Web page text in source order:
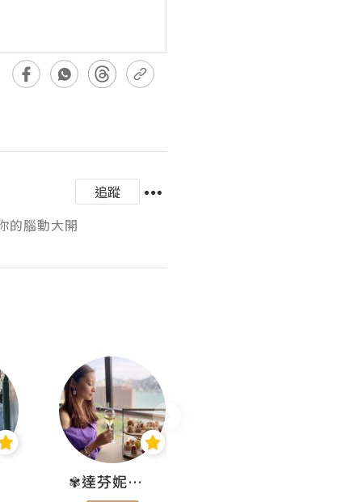
追蹤
的腦動大開
✾達芬妮•愛孩子•愛生活✾